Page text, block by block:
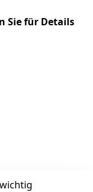
Sie für Details